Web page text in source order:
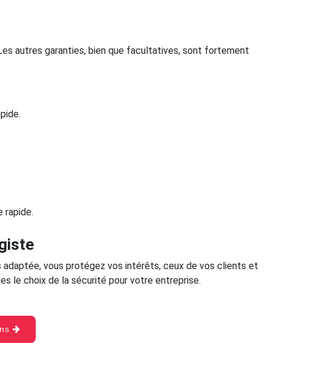
autres garanties, bien que facultatives, sont fortement
rapide.
vous protégez vos intérêts, ceux de vos clients et
le choix de la sécurité pour votre entreprise.